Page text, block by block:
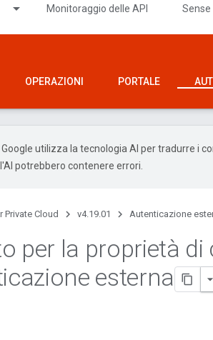
Monitoraggio delle API Sense
OPERAZIONI PORTALE
Google utilizza la tecnologia AI per tradurre i
potrebbero contenere errori.
Private Cloud v4.19.01 Autenticazione
per la proprietà
esterna